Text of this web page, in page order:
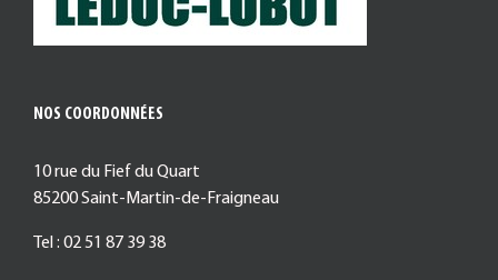
NOS COORDONNÉES
10 rue du Fief du Quart
85200 Saint-Martin-de-Fraigneau
Tel : 02 51 87 39 38